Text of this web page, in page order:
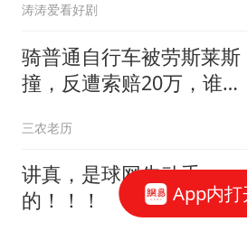
涛涛爱看好剧
骑普通自行车被劳斯莱斯
撞，反遭索赔20万，谁知
三农老历
讲真，是球网先动手
的！！！
App内打